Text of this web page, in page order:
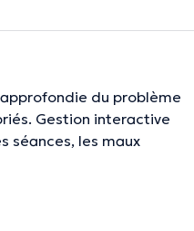
du problème
Gestion interactive
séances, les maux